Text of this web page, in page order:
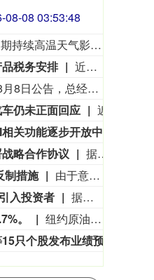
基金指数
08-08 03:53:49
受近期持续高温天气影响，我国最大淡水湖鄱阳湖水位快速下降。截至8月8日8时，鄱阳湖标志性水文站星子站水位下降至13.97米，较昨日下降0.13米，鄱阳湖湖口站水位下降至13.84米，湖区两岸退水痕迹明显。（央视新闻）
税务安排
近期报道称中国内地税务居民购买香港保险的收益被纳入征税范围。对此，香港保险监管局回应记者称，政府和保监局正密切注意内地有关金融产品税务安排的最新发展，同时会与业界保持紧密沟通。中国居民就境外投资收益必须依法申报及缴税的要求一直存在，市场不用过度解读或作出揣测。香港保险市场发展成熟，产品设计灵活先进，可提供货币选择、环球资产配置、人生规划、财富传承等专业服务，相信对内地客户有一定吸引力。（财联社)
根据国融基金8月8日公告，总经理毛灵俊因个人原因离任，总经理职位暂由张圆辉代任。根据国融基金安排，该公司董事会选举韩光华拟任公司总经理，待韩光华完成相关程序后履职。
仍未正面回应
关功能逐步开放中
略合作协议
据人民邮电报，8月7日，中国电信集团有限公司与内蒙古自治区人民政府签署战略合作协议，此次战略合作重点围绕算力基础设施建设、新一代通信网络建设、产业数字化转型、低空经济高质量发展等领域深化合作，加快内蒙古数字经济发展与产业数字化进程，奋力书写中国式现代化内蒙古新篇章。
制措施
由于意大利拒绝取消因休达“偷渡潮”危机而针对西班牙启动的边境管控措施，西班牙政府宣布将对来自意大利的旅客实施入境检查。西班牙广播电视公司援引西班牙政府颁布的一项政令报道，自8日午夜起，西班牙将在港口与机场对从意大利入境的旅客实施随机抽查，该措施暂定执行至9月7日。西班牙方面给出的理由是，意大利正持续面临非法移民涌入的巨大压力。西班牙执法人员对来自意大利的旅客进行检查时，将核对旅客身份、国籍信息；针对第三国公民，将检查其签证或居留许可。
入投资者
据知情人士称，SK海力士正研究旗下重庆资产的方案选项，包括引入投资者以帮助加速增长。消息人士称，作为英伟达高带宽内存芯片的重要供应商，SK海力士正与潜在顾问接洽，对该业务进行评估。知情人士表示，潜在的股权出售可能使该设施的估值达到约30亿美元。SK海力士网站显示，该公司20多年前进入中国市场，当时与无锡签署协议建设其首座大型海外晶圆制造厂。位于重庆的设施是SK海力士重要的半导体封装与测试基地。知情人士表示，竞购者可能包括中国基金和产业投资者，SK海力士可能保留该资产的少数股权。知情人士还称，相关讨论仍处于初步阶段，未必会达成任何交易。
。
纽约原油暗盘跌破77美元，日内跌超1.7%。